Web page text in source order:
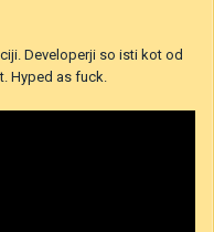
Developerji so isti kot od
Hyped as fuck.